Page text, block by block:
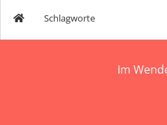
Schlagworte
Im